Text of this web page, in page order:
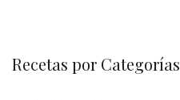
Recetas por Categorías